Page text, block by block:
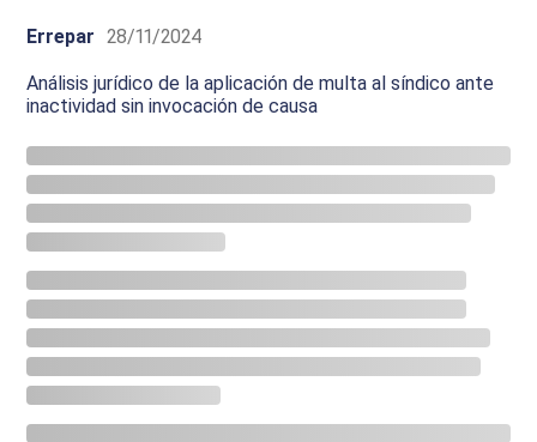
Errepar 28/11/2024
Análisis jurídico de la aplicación de multa al síndico ante
inactividad sin invocación de causa